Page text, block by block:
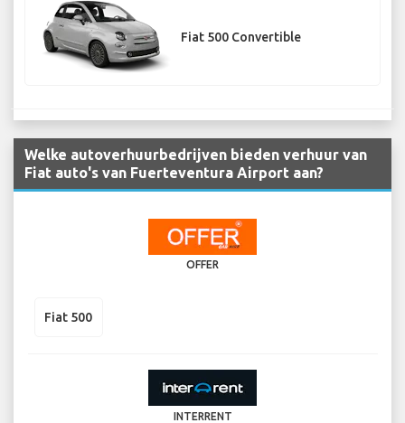
Fiat 500 Convertible
Welke autoverhuurbedrijven bieden verhuur van
Fiat auto's van Fuerteventura Airport aan?
OFFER
Fiat 500
INTERRENT